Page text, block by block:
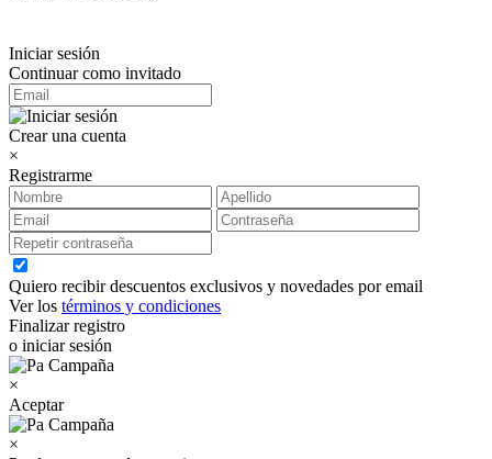
Iniciar sesión
Continuar como invitado
Crear una cuenta
×
Registrarme
Quiero recibir descuentos exclusivos y novedades por email
Ver los términos y condiciones
Finalizar registro
o iniciar sesión
×
Aceptar
×